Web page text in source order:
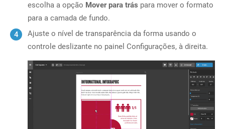
escolha a opção Mover para trás para mover o formato
para a camada de fundo.
Ajuste o nível de transparência da forma usando o
controle deslizante no painel Configurações, à direita.